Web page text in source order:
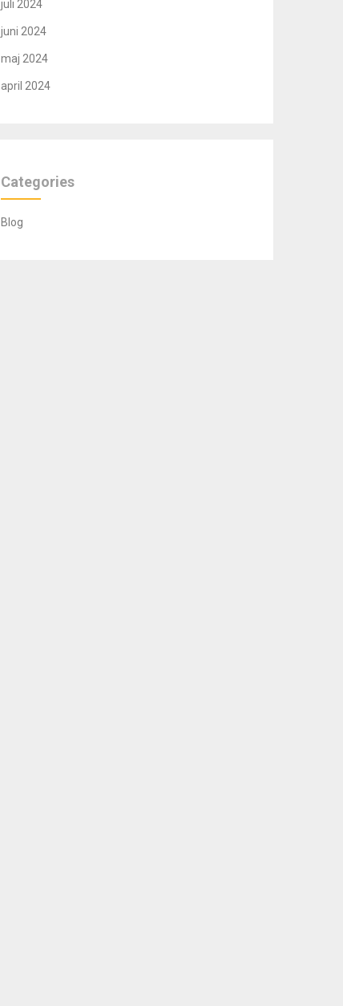
juli 2024
juni 2024
maj 2024
april 2024
Categories
Blog